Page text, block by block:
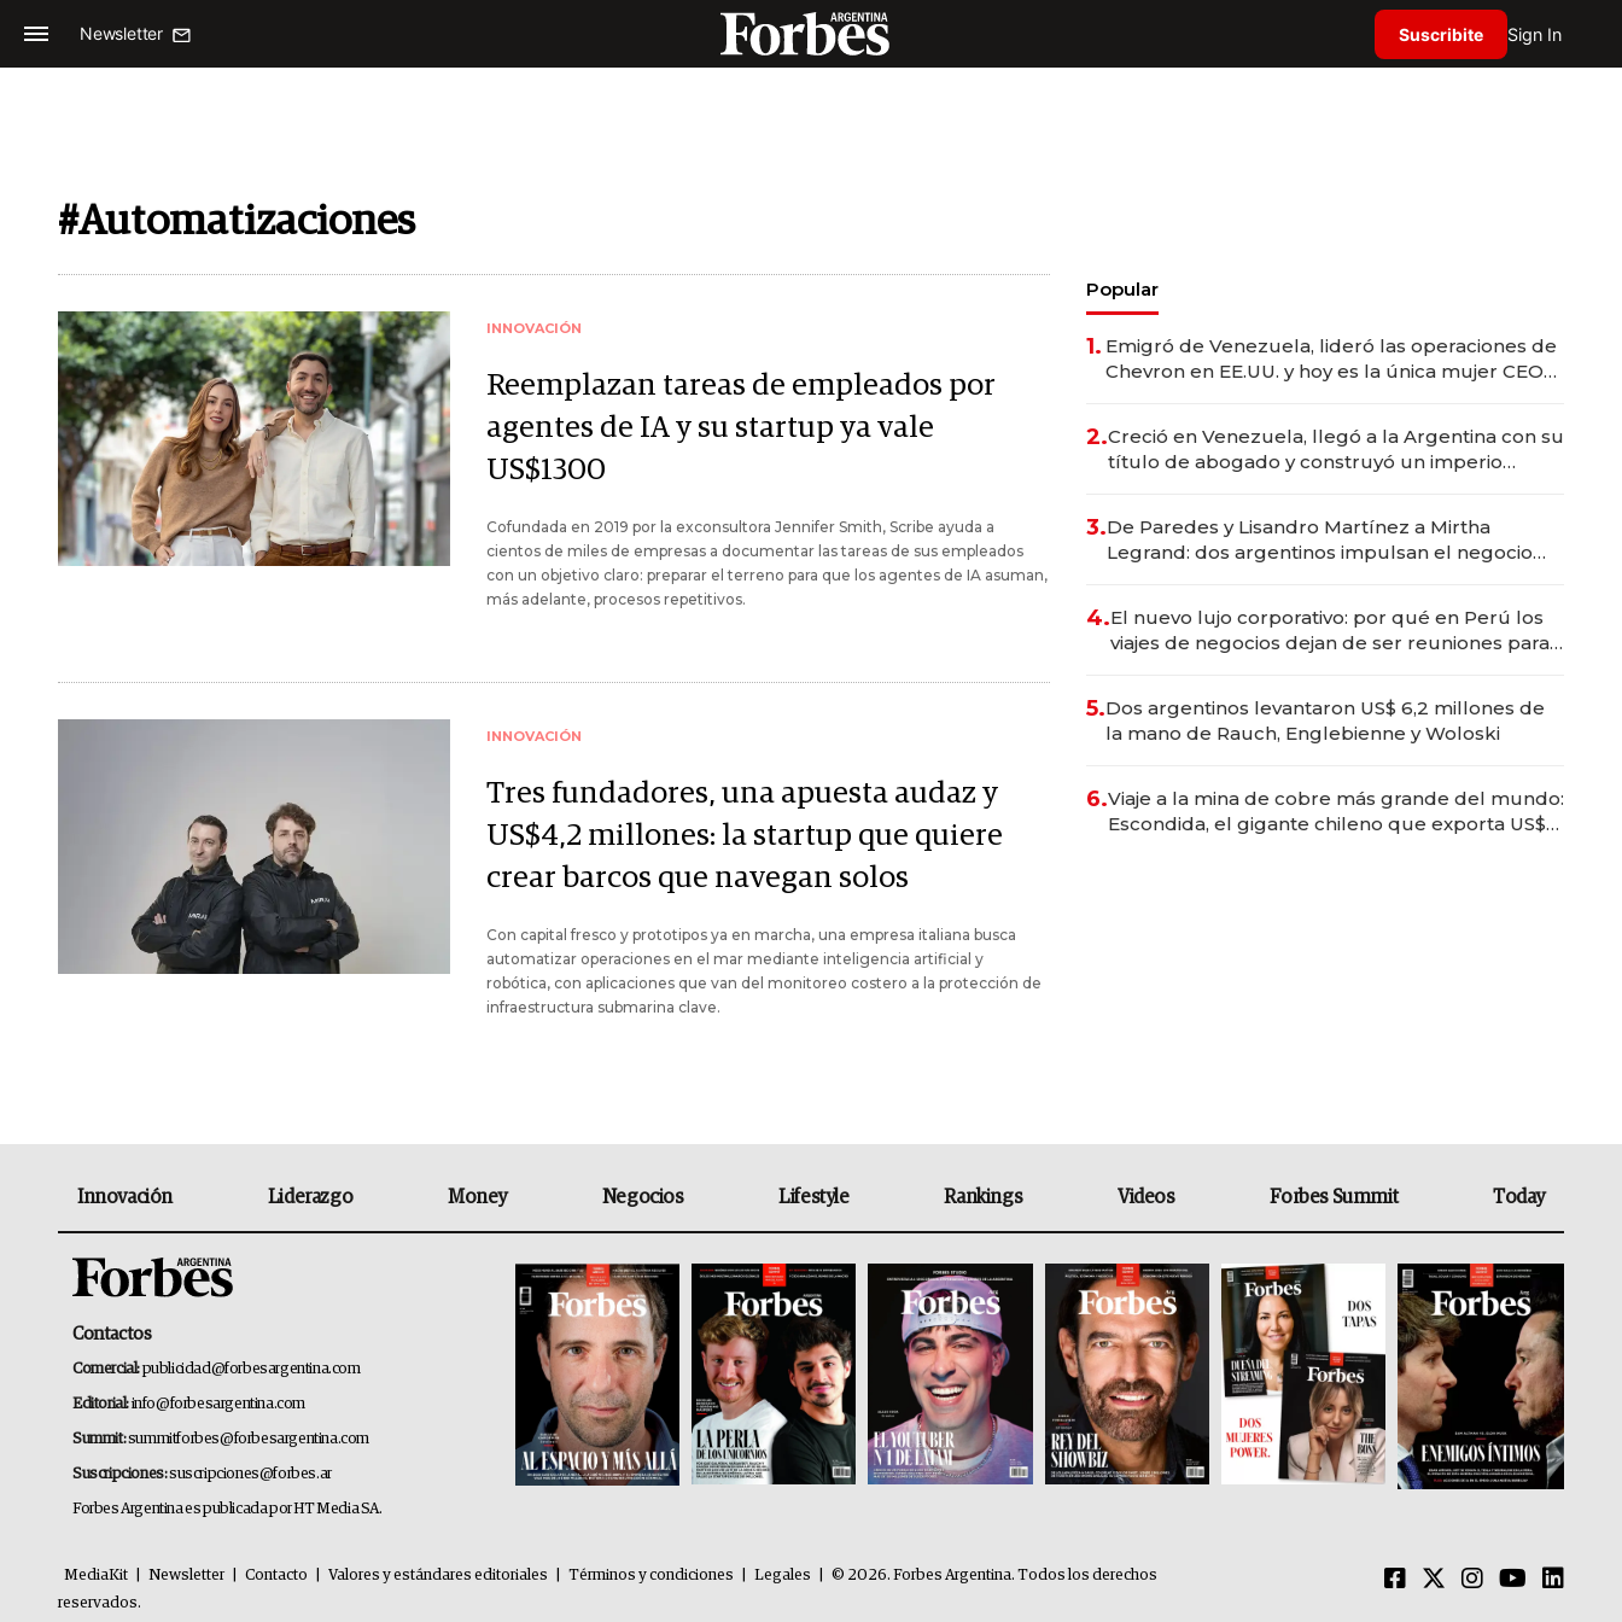
Newsletter Suscribite Sign In
#Automatizaciones
INNOVACIÓN
Reemplazan tareas de empleados por
agentes de IA y su startup ya vale
US$1300
Cofundada en 2019 por la exconsultora Jennifer Smith, Scribe ayuda a
cientos de miles de empresas a documentar las tareas de sus empleados
con un objetivo claro: preparar el terreno para que los agentes de IA asuman,
más adelante, procesos repetitivos.
INNOVACIÓN
Tres fundadores, una apuesta audaz y
US$4,2 millones: la startup que quiere
crear barcos que navegan solos
Con capital fresco y prototipos ya en marcha, una empresa italiana busca
automatizar operaciones en el mar mediante inteligencia artificial y
robótica, con aplicaciones que van del monitoreo costero a la protección de
infraestructura submarina clave.
Popular
1. Emigró de Venezuela, lideró las operaciones de
Chevron en EE.UU. y hoy es la única mujer CEO
2.Creció en Venezuela, llegó a la Argentina con su
título de abogado y construyó un imperio
3.De Paredes y Lisandro Martínez a Mirtha
Legrand: dos argentinos impulsan el negocio
4.El nuevo lujo corporativo: por qué en Perú los
viajes de negocios dejan de ser reuniones para
5.Dos argentinos levantaron US$ 6,2 millones de
la mano de Rauch, Englebienne y Woloski
6.Viaje a la mina de cobre más grande del mundo:
Escondida, el gigante chileno que exporta US$
Innovación Liderazgo Money Negocios Lifestyle Rankings Videos Forbes Summit Today
Contactos
Comercial:publicidad@forbesargentina.com
Editorial:info@forbesargentina.com
Summit:summitforbes@forbesargentina.com
Suscripciones:suscripciones@forbes.ar
Forbes Argentina es publicada por HT Media SA.
MediaKit Newsletter Contacto Valores y estándares editoriales Términos y condiciones Legales
© 2026. Forbes Argentina. Todos los derechos
reservados.